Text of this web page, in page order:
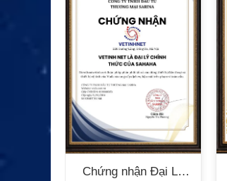
Chứng nhận Đại Lý